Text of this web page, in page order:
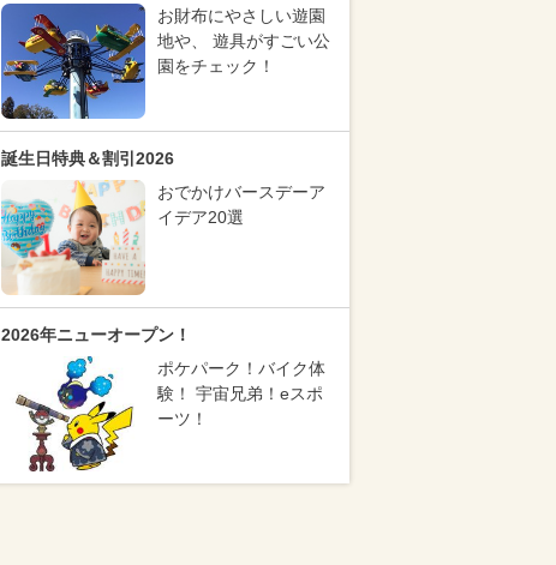
お財布にやさしい遊園
地や、 遊具がすごい公
園をチェック！
誕生日特典＆割引2026
おでかけバースデーア
イデア20選
2026年ニューオープン！
ポケパーク！バイク体
験！ 宇宙兄弟！eスポ
ーツ！